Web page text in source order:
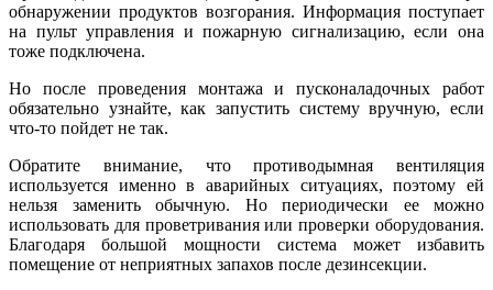
обнаружении продуктов возгорания. Информация поступает
на пульт управления и пожарную сигнализацию, если она
тоже подключена.
Но после проведения монтажа и пусконаладочных работ
обязательно узнайте, как запустить систему вручную, если
что-то пойдет не так.
Обратите внимание, что противодымная вентиляция
используется именно в аварийных ситуациях, поэтому ей
нельзя заменить обычную. Но периодически ее можно
использовать для проветривания или проверки оборудования.
Благодаря большой мощности система может избавить
помещение от неприятных запахов после дезинсекции.